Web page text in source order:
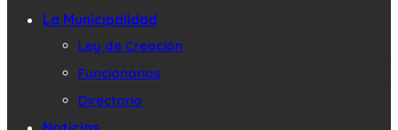
La Municipalidad
Ley de Creación
Funcionarios
Directorio